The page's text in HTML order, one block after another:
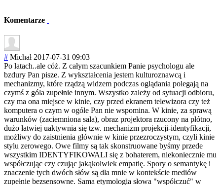
Komentarze
# Michał 2017-07-31 09:03
Po latach..ale cóż. Z całym szacunkiem Panie psychologu ale
bzdury Pan pisze. Z wykształcenia jestem kulturoznawcą i
mechanizmy, które rządzą widzem podczas oglądania polegają na
czymś z góla zupełnie innym. Wszystko zależy od sytuacji odbioru,
czy ma ona miejsce w kinie, czy przed ekranem telewizora czy też
komputera o czym w ogóle Pan nie wspomina. W kinie, za sprawą
warunków (zaciemniona sala), obraz projektora rzucony na płótno,
dużo łatwiej uaktywnia się tzw. mechanizm projekcji-identyfikacji,
możliwy do zaistnienia głównie w kinie przezroczystym, czyli kinie
stylu zerowego. Owe filmy są tak skonstruowane byśmy przede
wszystkim IDENTYFIKOWALI się z bohaterem, niekoniecznie mu
współczując czy czując jakąkolwiek empatię. Spory o semantykę i
znaczenie tych dwóch słów są dla mnie w kontekście mediów
zupełnie bezsensowne. Sama etymologia słowa "współczuć" w